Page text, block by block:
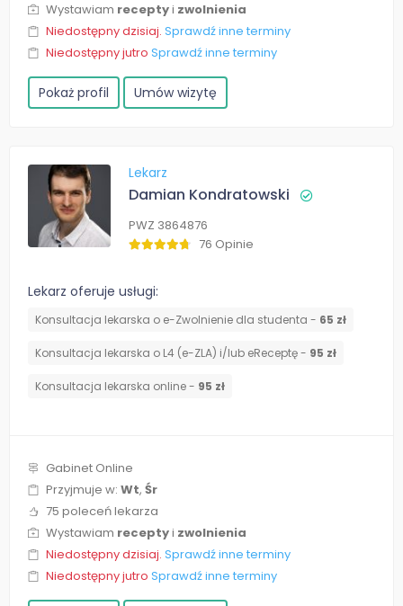
Wystawiam receptyi zwolnienia
Niedostępny dzisiaj. Sprawdź inne terminy
Niedostępny jutro Sprawdź inne terminy
Pokaż profil Umów wizytę
Lekarz
Damian Kondratowski
PWZ 3864876
76 Opinie
Lekarz oferuje usługi:
Konsultacja lekarska o e-Zwolnienie dla studenta - 65 zł
Konsultacja lekarska o L4 (e-ZLA) i/lub eReceptę - 95 zł
Konsultacja lekarska online - 95 zł
Gabinet Online
Przyjmuje w: Wt, Śr
75 poleceń lekarza
Wystawiam receptyi zwolnienia
Niedostępny dzisiaj. Sprawdź inne terminy
Niedostępny jutro Sprawdź inne terminy